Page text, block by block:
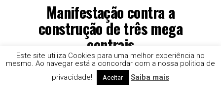
Manifestação contra a
construção de três mega
centrais
A ministra do ambiente e o presidente da APA-
Associação Portuguesa do Ambiente, confirmaram a sua
Este site utiliza Cookies para uma melhor experiência no
mesmo. Ao navegar está a concordar com a nossa politica de
privacidade!
Aceitar Saiba mais